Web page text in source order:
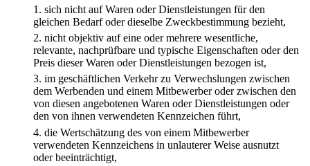
1. sich nicht auf Waren oder Dienstleistungen für den
gleichen Bedarf oder dieselbe Zweckbestimmung bezieht,
2. nicht objektiv auf eine oder mehrere wesentliche,
relevante, nachprüfbare und typische Eigenschaften oder den
Preis dieser Waren oder Dienstleistungen bezogen ist,
3. im geschäftlichen Verkehr zu Verwechslungen zwischen
dem Werbenden und einem Mitbewerber oder zwischen den
von diesen angebotenen Waren oder Dienstleistungen oder
den von ihnen verwendeten Kennzeichen führt,
4. die Wertschätzung des von einem Mitbewerber
verwendeten Kennzeichens in unlauterer Weise ausnutzt
oder beeinträchtigt,